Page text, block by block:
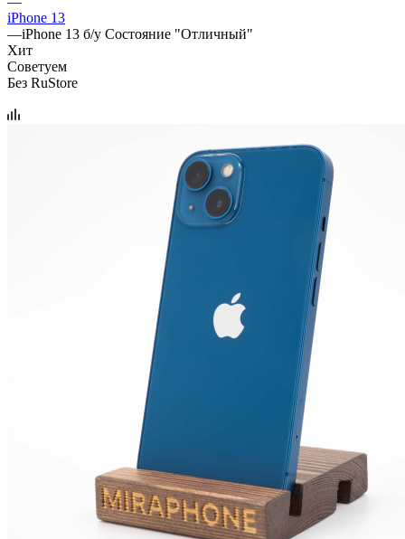
iPhone 13
—iPhone 13 б/у Состояние "Отличный"
Хит
Советуем
Без RuStore